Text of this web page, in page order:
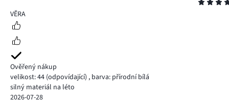
5
VĚRA
Ověřený nákup
velikost: 44 (odpovídající) , barva: přírodní bílá
silný materiál na léto
2026-07-28